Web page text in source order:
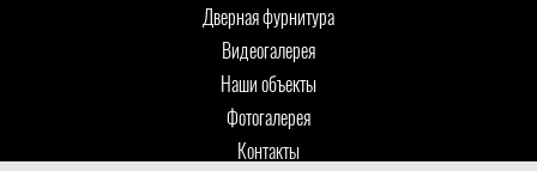
Дверная фурнитура
Видеогалерея
Наши объекты
Фотогалерея
Контакты